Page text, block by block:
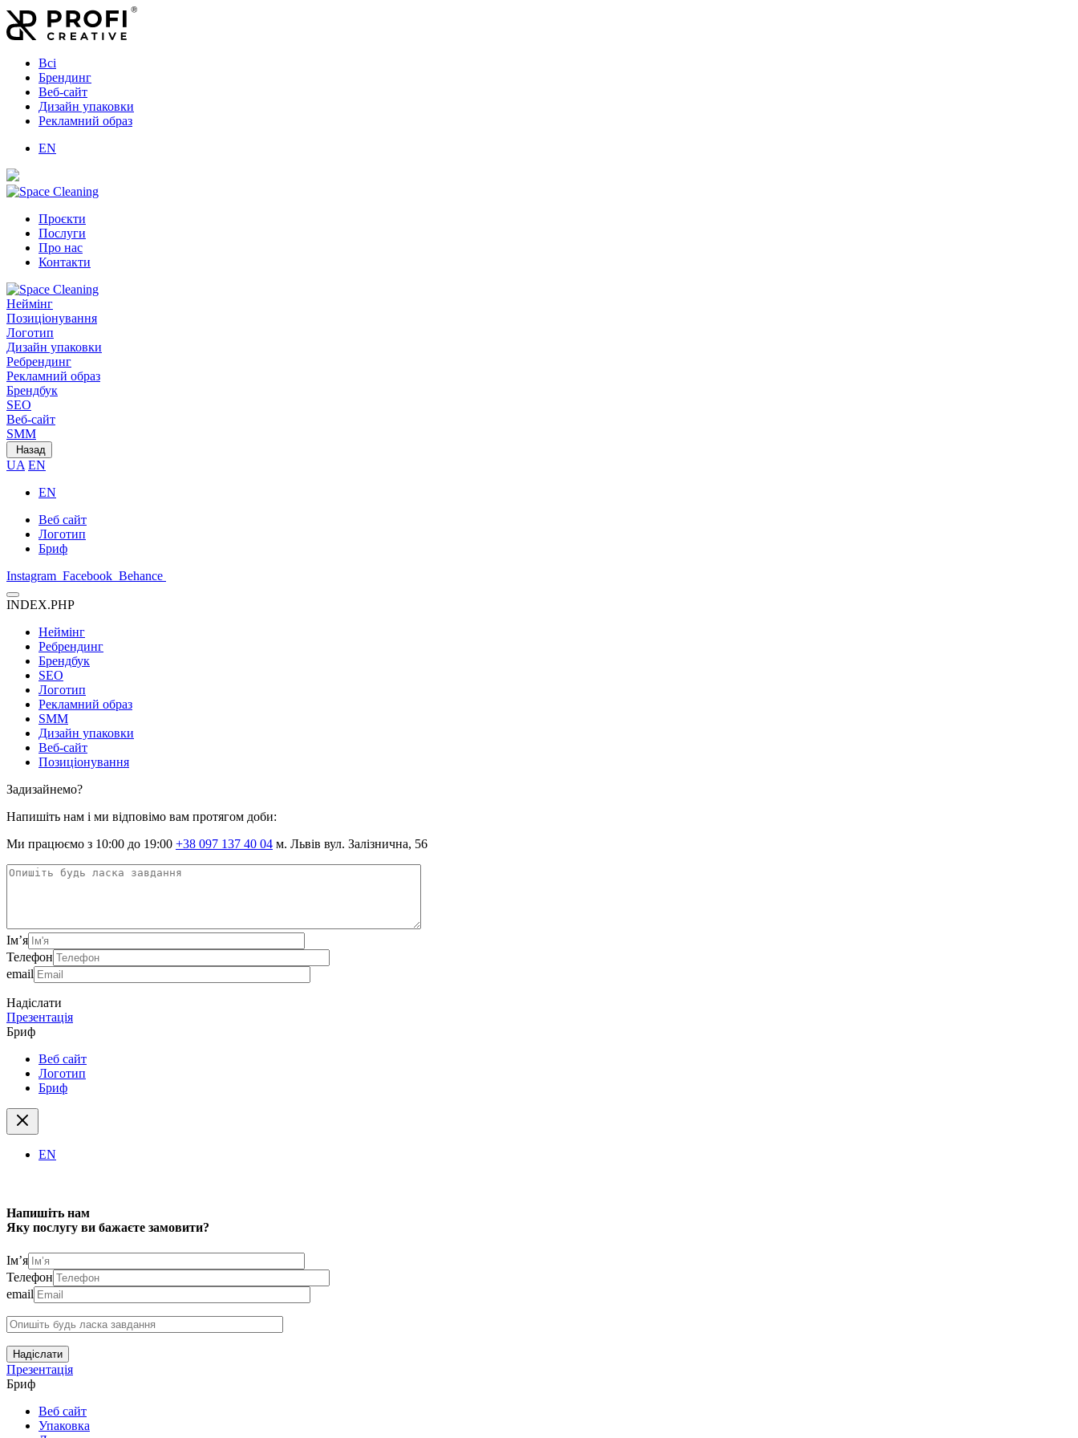
Всі
Брендинг
Веб-сайт
Дизайн упаковки
Рекламний образ
EN
Проєкти
Послуги
Про нас
Контакти
Неймінг
Позиціонування
Логотип
Дизайн упаковки
Ребрендинг
Рекламний образ
Брендбук
SEO
Веб-сайт
SMM
Назад
UA EN
EN
Веб сайт
Логотип
Бриф
Instagram Facebook Behance
INDEX.PHP
Неймінг
Ребрендинг
Брендбук
SEO
Логотип
Рекламний образ
SMM
Дизайн упаковки
Веб-сайт
Позиціонування
Задизайнемо?
Напишіть нам і ми відповімо вам протягом доби:
Ми працюємо з 10:00 до 19:00 +38 097 137 40 04 м. Львів вул. Залізнична, 56
Ім’я
Телефон
email
Надіслати
Презентація
Бриф
Веб сайт
Логотип
Бриф
EN
Напишіть нам
Яку послугу ви бажаєте замовити?
Ім’я
Телефон
email
Надіслати
Презентація
Бриф
Веб сайт
Упаковка